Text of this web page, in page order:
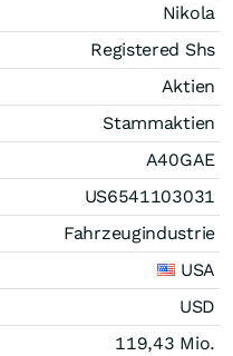
Nikola
Registered Shs
Aktien
Stammaktien
A40GAE
US6541103031
Fahrzeugindustrie
USA
USD
119,43 Mio.